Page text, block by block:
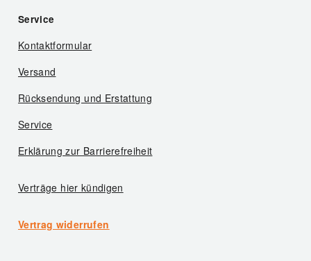
Service
Kontaktformular
Versand
Rücksendung und Erstattung
Service
Erklärung zur Barrierefreiheit
Verträge hier kündigen
Vertrag widerrufen